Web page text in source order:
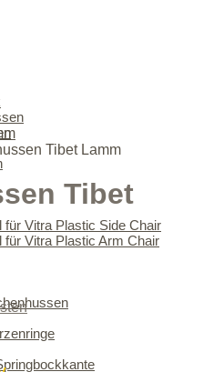
Vitra Plastic Side Chair
für Vitra Plastic Arm Chair
Tibet Lamm
Tibet